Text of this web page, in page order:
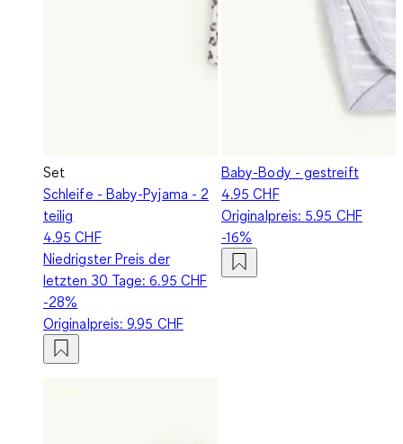
Set
Schleife - Baby-Pyjama - 2
teilig
4.95 CHF
Niedrigster Preis der
letzten 30 Tage:6.95 CHF
-28%
Originalpreis:9.95 CHF
Baby-Body - gestreift
4.95 CHF
Originalpreis: 5.95 CHF
-16%